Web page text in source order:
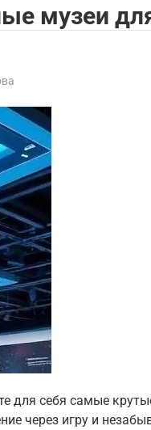
музеи
для себя самые
через игру и